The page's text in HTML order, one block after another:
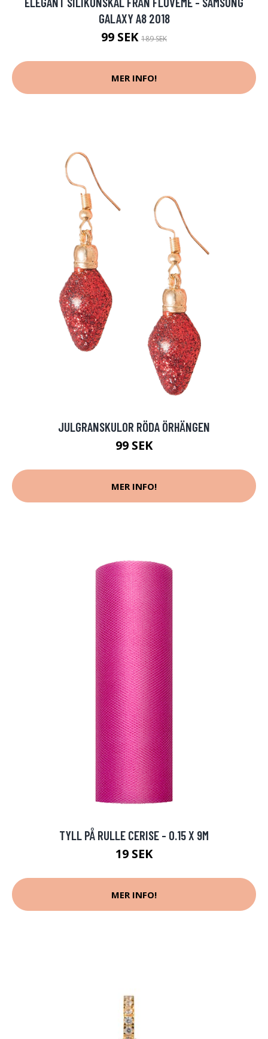
GALAXY A8 2018
99 SEK 189 SEK
MER INFO!
JULGRANSKULOR RÖDA ÖRHÄNGEN
99 SEK
MER INFO!
TYLL PÅ RULLE CERISE - 0.15 X 9M
19 SEK
MER INFO!